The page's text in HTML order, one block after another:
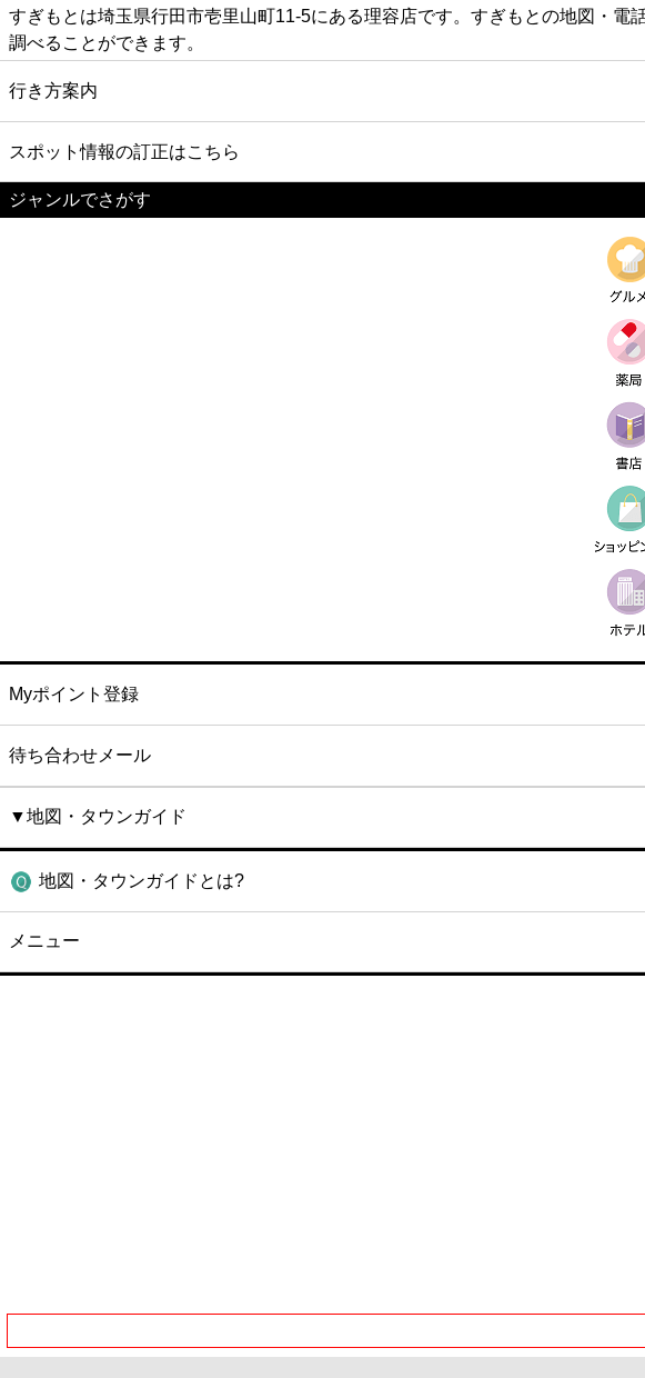
すぎもとは埼玉県行田市壱里山町11-5にある理容店です。すぎもとの地図・
調べることができます。
行き方案内
スポット情報の訂正はこちら
ジャンルでさがす
Myポイント登録
待ち合わせメール
▼地図・タウンガイド
地図・タウンガイドとは?
メニュー